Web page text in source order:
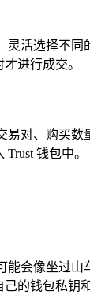
活选择不
进行成交。
对、购买
钱包中。
会像坐过
的钱包私